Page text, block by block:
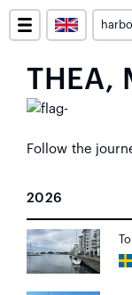
THEA,
Follow the
2026